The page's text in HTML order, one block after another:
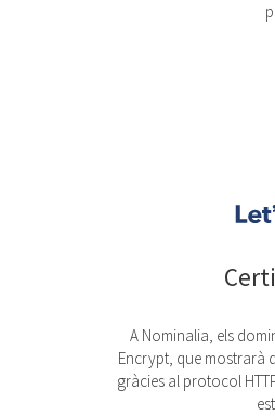
A Nominalia, els
Encrypt, que mostrarà
gràcies al protocol